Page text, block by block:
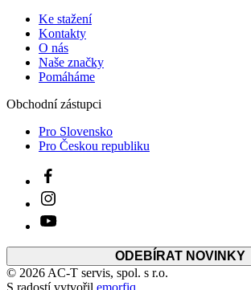
O nás
Naše značky
Pomáháme
Obchodní zástupci
Pro Slovensko
© 2026 AC-T servis, spol. s r.o.
emorfiq